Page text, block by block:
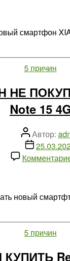
смартфон
Рубрики
5 причин
НЕ
Note 15 4G
Автор
записи
Автор:
Дата
записи
новый
Рубрики
5 причин